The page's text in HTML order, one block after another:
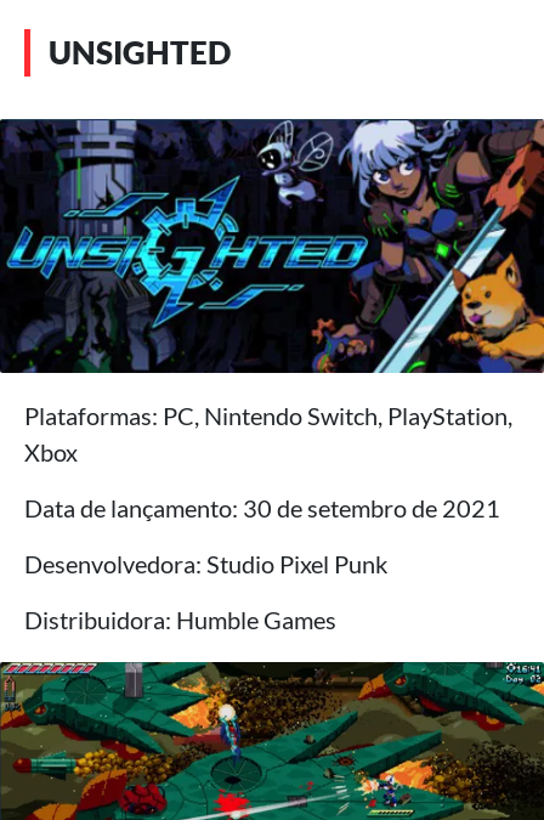
UNSIGHTED
Plataformas: PC, Nintendo Switch, PlayStation,
Xbox
Data de lançamento: 30 de setembro de 2021
Desenvolvedora: Studio Pixel Punk
Distribuidora: Humble Games